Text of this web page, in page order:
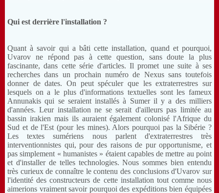
Qui est derrière l'installation ?
Quant à savoir qui a bâti cette installation, quand et pourquoi,
Uvarov ne répond pas à cette question, sans doute la plus
fascinante, dans cette série d'articles. Il promet une suite à ses
recherches dans un prochain numéro de Nexus sans toutefois
donner de dates. On peut spéculer que les extraterrestres sur
lesquels on a le plus d'informations textuelles sont les fameux
Annunakis qui se seraient installés à Sumer il y a des milliers
d'années. Leur installation ne se serait d'ailleurs pas limitée au
bassin irakien mais ils auraient également colonisé l'Afrique du
Sud et de l'Est (pour les mines). Alors pourquoi pas la Sibérie ?
Les textes sumériens nous parlent d'extraterrestres très
interventionnistes qui, pour des raisons de pur opportunisme, et
pas simplement « humanistes » étaient capables de mettre au point
et d'installer de telles technologies. Nous sommes bien entendu
très curieux de connaître le contenu des conclusions d'Uvarov sur
l'identité des constructeurs de cette installation tout comme nous
aimerions vraiment savoir pourquoi des expéditions bien équipées